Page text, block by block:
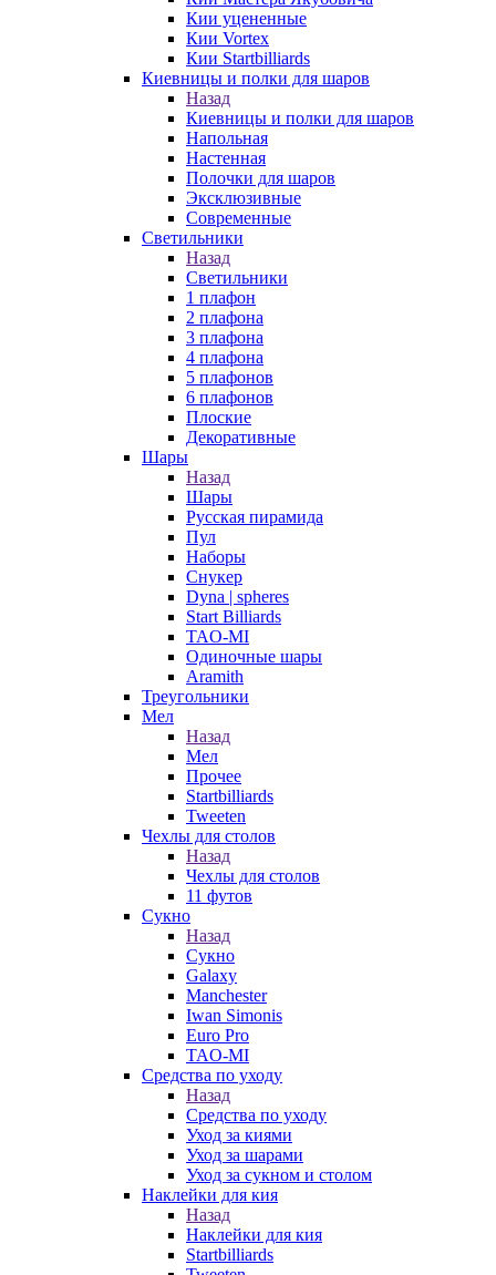
Кии уцененные
Кии Vortex
Кии Startbilliards
Киевницы и полки для шаров
Назад
Киевницы и полки для шаров
Напольная
Настенная
Полочки для шаров
Эксклюзивные
Современные
Светильники
Назад
Светильники
1 плафон
2 плафона
3 плафона
4 плафона
5 плафонов
6 плафонов
Плоские
Декоративные
Шары
Назад
Шары
Русская пирамида
Пул
Наборы
Снукер
Dyna | spheres
Start Billiards
TAO-MI
Одиночные шары
Aramith
Треугольники
Мел
Назад
Мел
Прочее
Startbilliards
Tweeten
Чехлы для столов
Назад
Чехлы для столов
11 футов
Сукно
Назад
Сукно
Galaxy
Manchester
Iwan Simonis
Euro Pro
TAO-MI
Средства по уходу
Назад
Средства по уходу
Уход за киями
Уход за шарами
Уход за сукном и столом
Наклейки для кия
Назад
Наклейки для кия
Startbilliards